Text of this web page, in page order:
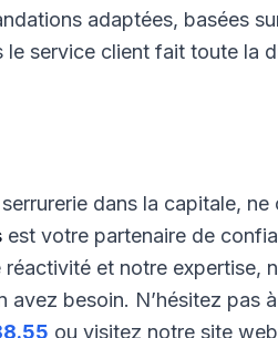
adaptées, basées
le service client fait toute la
dans la capitale,
est votre partenaire de
et notre expertise,
avez besoin. N’hésitez pas
ou visitez notre site